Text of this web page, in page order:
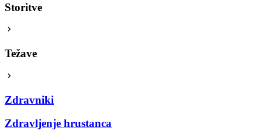
Storitve
Težave
Zdravniki
Zdravljenje hrustanca